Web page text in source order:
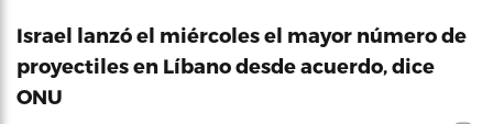
Israel lanzó el miércoles el mayor número de
proyectiles en Líbano desde acuerdo, dice
ONU